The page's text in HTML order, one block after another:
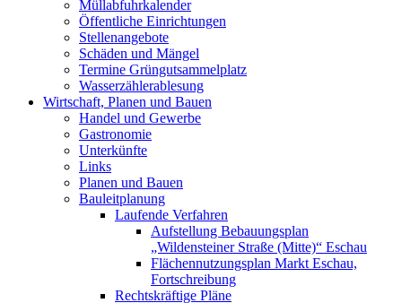
Müllabfuhrkalender
Öffentliche Einrichtungen
Stellenangebote
Schäden und Mängel
Termine Grüngutsammelplatz
Wasserzählerablesung
Wirtschaft, Planen und Bauen
Handel und Gewerbe
Gastronomie
Unterkünfte
Links
Planen und Bauen
Bauleitplanung
Laufende Verfahren
Aufstellung Bebauungsplan
„Wildensteiner Straße (Mitte)“ Eschau
Flächennutzungsplan Markt Eschau,
Fortschreibung
Rechtskräftige Pläne